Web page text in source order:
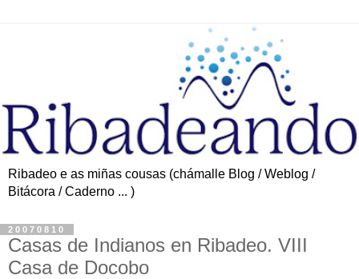
Ribadeo e as miñas cousas (chámalle Blog / Weblog /
Bitácora / Caderno ... )
20070810
Casas de Indianos en Ribadeo. VIII
Casa de Docobo